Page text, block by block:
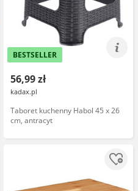
BESTSELLER
56,99 zł
kadax.pl
Taboret kuchenny Habol 45 x 26
cm, antracyt